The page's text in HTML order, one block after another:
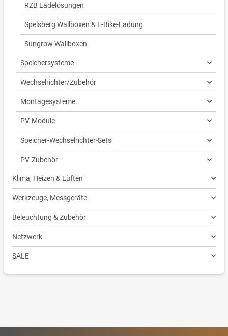
RZB Ladelösungen
Spelsberg Wallboxen & E-Bike-Ladung
Sungrow Wallboxen
Speichersysteme
Wechselrichter/Zubehör
Montagesysteme
PV-Module
Speicher-Wechselrichter-Sets
PV-Zubehör
Klima, Heizen & Lüften
Werkzeuge, Messgeräte
Beleuchtung & Zubehör
Netzwerk
SALE